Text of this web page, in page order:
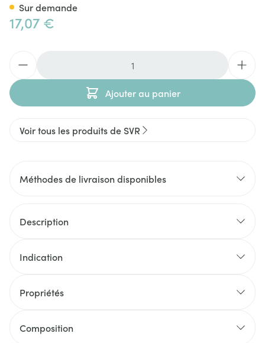
17,07 €
Ajouter au panier
Sur demande
Voir tous les produits de SVR
Méthodes de livraison disponibles
Description
Indication
Propriétés
Composition